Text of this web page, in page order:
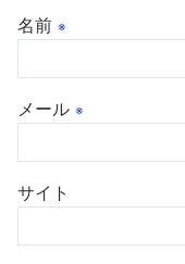
名前 ※
メール ※
サイト